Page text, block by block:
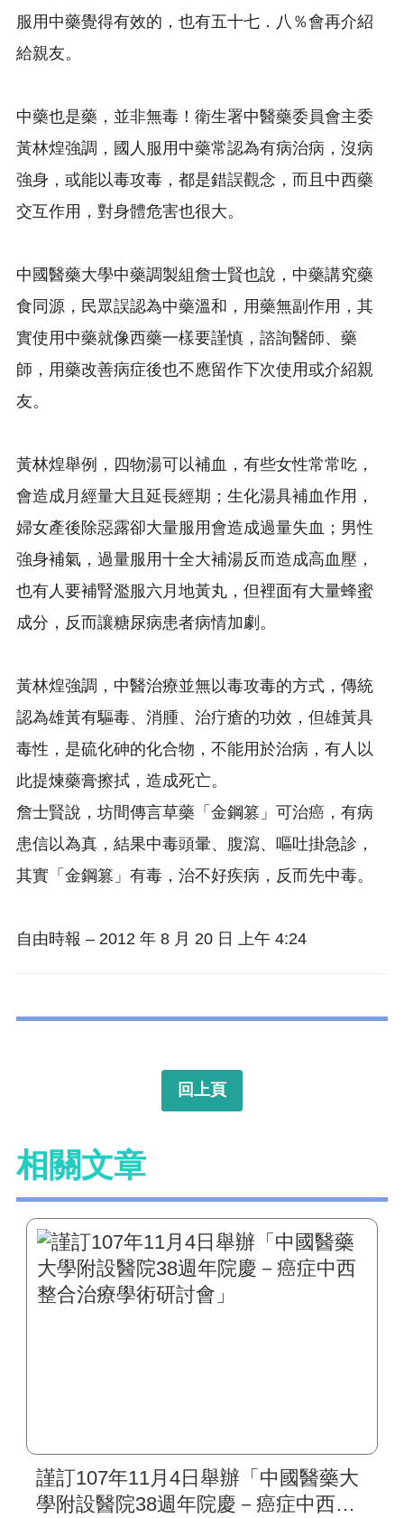
服用中藥覺得有效的，也有五十七．八％會再介紹
給親友。
中藥也是藥，並非無毒！衛生署中醫藥委員會主委
黃林煌強調，國人服用中藥常認為有病治病，沒病
強身，或能以毒攻毒，都是錯誤觀念，而且中西藥
交互作用，對身體危害也很大。
中國醫藥大學中藥調製組詹士賢也說，中藥講究藥
食同源，民眾誤認為中藥溫和，用藥無副作用，其
實使用中藥就像西藥一樣要謹慎，諮詢醫師、藥
師，用藥改善病症後也不應留作下次使用或介紹親
友。
黃林煌舉例，四物湯可以補血，有些女性常常吃，
會造成月經量大且延長經期；生化湯具補血作用，
婦女產後除惡露卻大量服用會造成過量失血；男性
強身補氣，過量服用十全大補湯反而造成高血壓，
也有人要補腎濫服六月地黃丸，但裡面有大量蜂蜜
成分，反而讓糖尿病患者病情加劇。
黃林煌強調，中醫治療並無以毒攻毒的方式，傳統
認為雄黃有驅毒、消腫、治疔瘡的功效，但雄黃具
毒性，是硫化砷的化合物，不能用於治病，有人以
此提煉藥膏擦拭，造成死亡。
詹士賢說，坊間傳言草藥「金鋼篡」可治癌，有病
患信以為真，結果中毒頭暈、腹瀉、嘔吐掛急診，
其實「金鋼篡」有毒，治不好疾病，反而先中毒。
自由時報 – 2012 年 8 月 20 日 上午 4:24
回上頁
相關文章
謹訂107年11月4日舉辦「中國醫藥大
學附設醫院38週年院慶－癌症中西整